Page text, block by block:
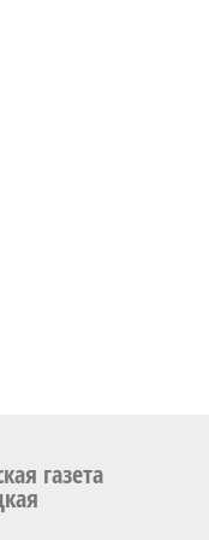
газета